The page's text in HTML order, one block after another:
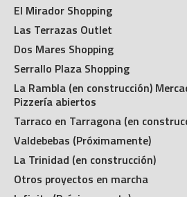
El Mirador Shopping
Las Terrazas Outlet
Dos Mares Shopping
Serrallo Plaza Shopping
La Rambla (en construcción)
Pizzería abiertos
Tarraco en Tarragona (en
Valdebebas (Próximamente)
La Trinidad (en construcción)
Otros proyectos en marcha